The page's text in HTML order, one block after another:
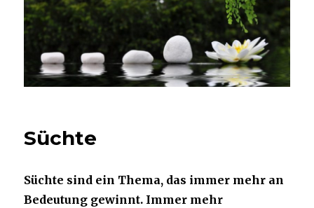
befreit
Süchte
Süchte sind ein Thema, das immer mehr an
Bedeutung gewinnt. Immer mehr